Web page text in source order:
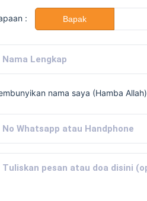
: Bapak
nama saya (Hamba Allah)